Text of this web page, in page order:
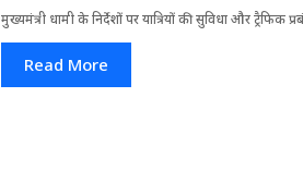
मुख्यमंत्री धामी के निर्देशों पर यात्रियों की सुविधा और
Read More